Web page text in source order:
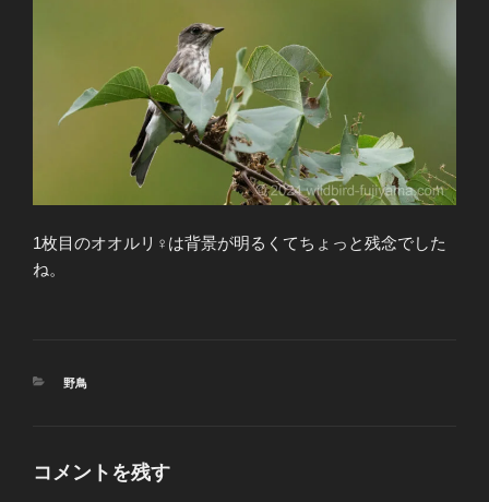
1枚目のオオルリ♀は背景が明るくてちょっと残念でした
ね。
カ
野鳥
コメントを残す